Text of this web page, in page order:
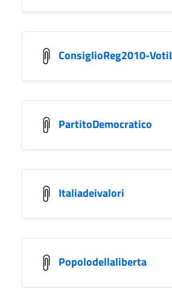
ConsiglioReg2010-
PartitoDemocratico
Italiadeivalori
Popolodellaliberta